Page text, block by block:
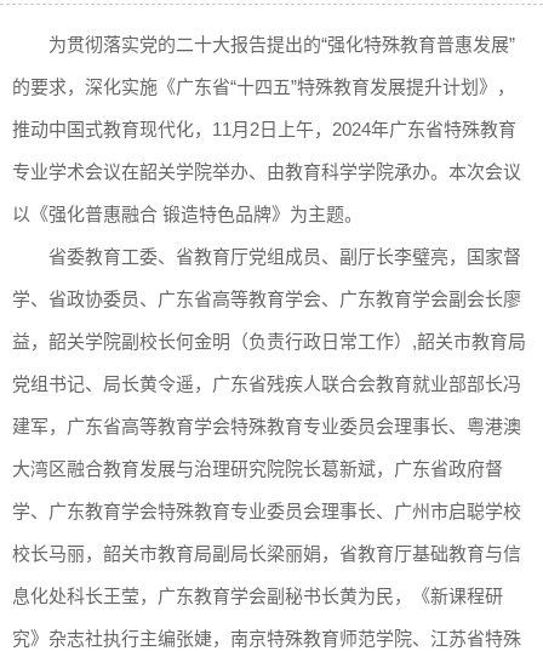
为贯彻落实党的二十大报告提出的“强化特殊教育普惠发展”
的要求，深化实施《广东省“十四五”特殊教育发展提升计划》，
推动中国式教育现代化，11月2日上午，2024年广东省特殊教育
专业学术会议在韶关学院举办、由教育科学学院承办。本次会议
以《强化普惠融合 锻造特色品牌》为主题。
省委教育工委、省教育厅党组成员、副厅长李璧亮，国家督
学、省政协委员、广东省高等教育学会、广东教育学会副会长廖
益，韶关学院副校长何金明（负责行政日常工作）,韶关市教育局
党组书记、局长黄令遥，广东省残疾人联合会教育就业部部长冯
建军，广东省高等教育学会特殊教育专业委员会理事长、粤港澳
大湾区融合教育发展与治理研究院院长葛新斌，广东省政府督
学、广东教育学会特殊教育专业委员会理事长、广州市启聪学校
校长马丽，韶关市教育局副局长梁丽娟，省教育厅基础教育与信
息化处科长王莹，广东教育学会副秘书长黄为民，《新课程研
究》杂志社执行主编张婕，南京特殊教育师范学院、江苏省特殊